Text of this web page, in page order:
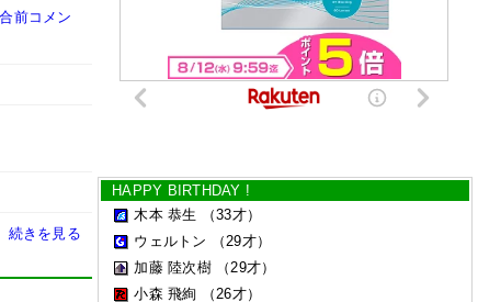
前コメン
続きを見る
HAPPY BIRTHDAY !
木本 恭生
（33才）
ウェルトン
（29才）
加藤 陸次樹
（29才）
小森 飛絢
（26才）